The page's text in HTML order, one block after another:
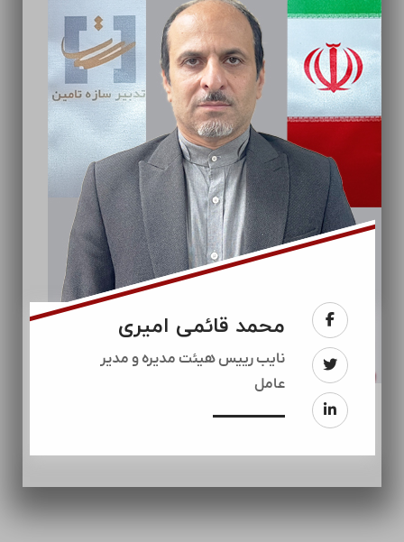
محمد قائمی امیری
نایب رییس هیئت مدیره و مدیر
عامل